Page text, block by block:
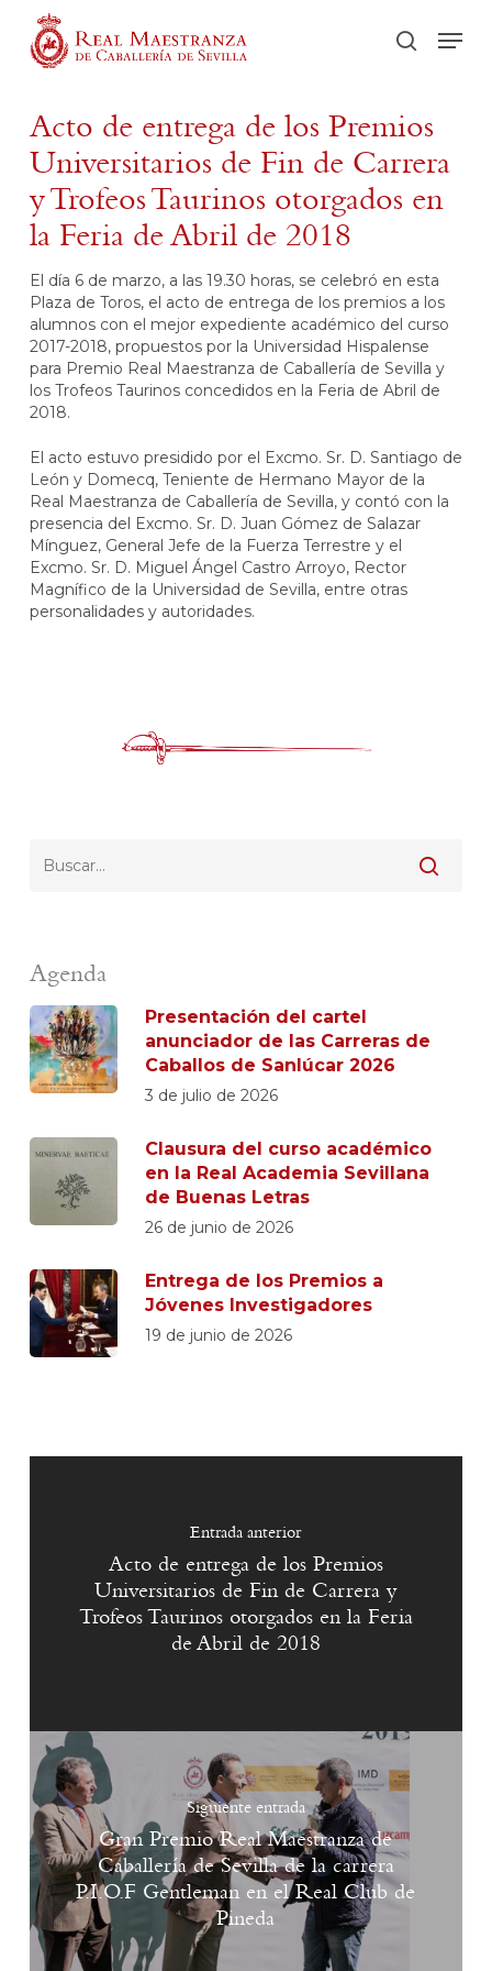
main
buscar
Acto de entrega de los Premios
Universitarios de Fin de Carrera
y Trofeos Taurinos otorgados en
la Feria de Abril de 2018
El día 6 de marzo, a las 19.30 horas, se celebró en esta
Plaza de Toros, el acto de entrega de los premios a los
alumnos con el mejor expediente académico del curso
2017-2018, propuestos por la Universidad Hispalense
para Premio Real Maestranza de Caballería de Sevilla y
los Trofeos Taurinos concedidos en la Feria de Abril de
2018.
El acto estuvo presidido por el Excmo. Sr. D. Santiago de
León y Domecq, Teniente de Hermano Mayor de la
Real Maestranza de Caballería de Sevilla, y contó con la
presencia del Excmo. Sr. D. Juan Gómez de Salazar
Mínguez, General Jefe de la Fuerza Terrestre y el
Excmo. Sr. D. Miguel Ángel Castro Arroyo, Rector
Magnífico de la Universidad de Sevilla, entre otras
personalidades y autoridades.
Agenda
Presentación del cartel
anunciador de las Carreras de
Caballos de Sanlúcar 2026
3 de julio de 2026
Clausura del curso académico
en la Real Academia Sevillana
de Buenas Letras
26 de junio de 2026
Entrega de los Premios a
Jóvenes Investigadores
19 de junio de 2026
Entrada anterior
Acto de entrega de los Premios
Universitarios de Fin de Carrera y
Trofeos Taurinos otorgados en la Feria
de Abril de 2018
Siguiente entrada
Gran Premio Real Maestranza de
Caballería de Sevilla de la carrera
P.I.O.F Gentleman en el Real Club de
Pineda